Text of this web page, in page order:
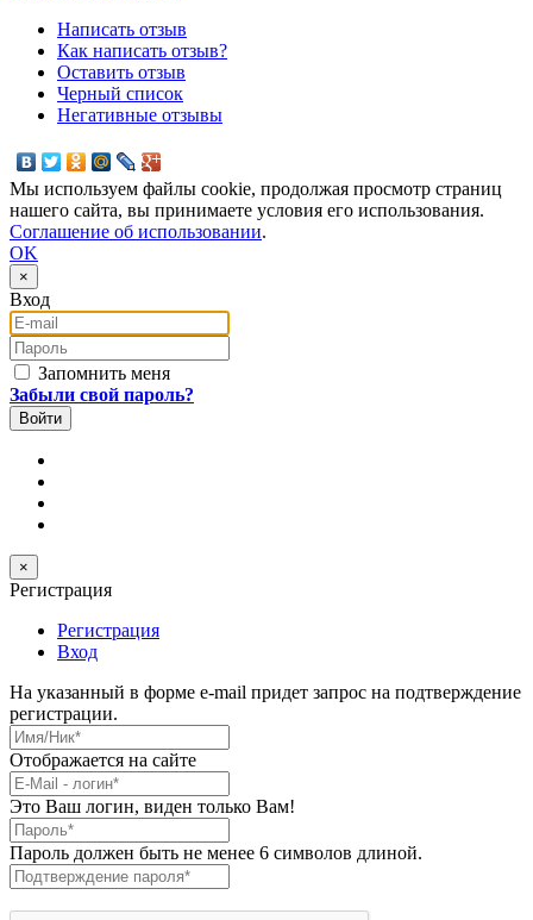
Написать отзыв
Как написать отзыв?
Оставить отзыв
Черный список
Негативные отзывы
Мы используем файлы cookie, продолжая просмотр страниц
нашего сайта, вы принимаете условия его использования.
Соглашение об использовании.
OK
×
Вход
E-mail
Пароль
Запомнить меня
Забыли свой пароль?
×
Регистрация
Регистрация
Вход
На указанный в форме e-mail придет запрос на подтверждение
регистрации.
Имя/Ник
Отображается на сайте
E-Mail *
Это Ваш логин, виден только Вам!
Пароль*
Пароль должен быть не менее 6 символов длиной.
Подтверждение пароля